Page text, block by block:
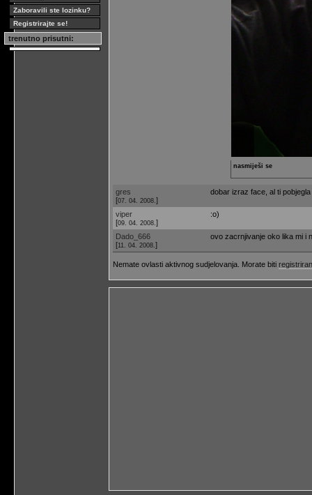
Zaboravili ste lozinku?
Registrirajte se!
trenutno prisutni:
nasmiješi se
gres
[07. 04. 2008. ]
dobar izraz face, al ti
viper
[09. 04. 2008. ]
:o)
Dado_666
[11. 04. 2008. ]
ovo zacrnjivanje oko lika mi i
Nemate ovlasti aktivnog sudjelovanja. Morate biti